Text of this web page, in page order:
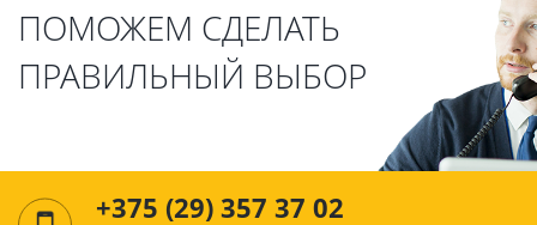
ПОМОЖЕМ СДЕЛАТЬ
ПРАВИЛЬНЫЙ ВЫБОР
+375 (29) 357 37 02